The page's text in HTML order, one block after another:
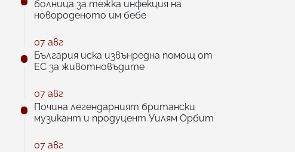
болница за тежка инфекция на
новороденото им бебе
07 авг
България иска извънредна помощ от
ЕС за животновъдите
07 авг
Почина легендарният британски
музикант и продуцент Уилям Орбит
07 авг